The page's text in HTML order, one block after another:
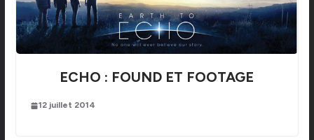
ECHO : FOUND ET FOOTAGE
12 juillet 2014